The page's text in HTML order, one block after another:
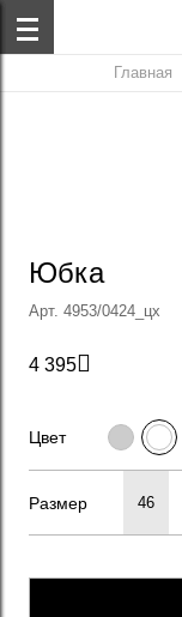
Главная
Юбка
Арт. 4953/0424_цх
4 395
Цвет
Размер 46